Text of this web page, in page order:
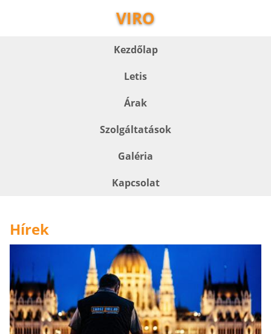
VIRO
Kezdőlap
Letis
Árak
Szolgáltatások
Galéria
Kapcsolat
Hírek